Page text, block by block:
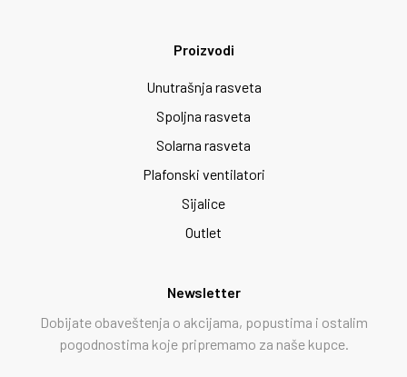
Proizvodi
Unutrašnja rasveta
Spoljna rasveta
Solarna rasveta
Plafonski ventilatori
Sijalice
Outlet
Newsletter
Dobijate obaveštenja o akcijama, popustima i ostalim
pogodnostima koje pripremamo za naše kupce.